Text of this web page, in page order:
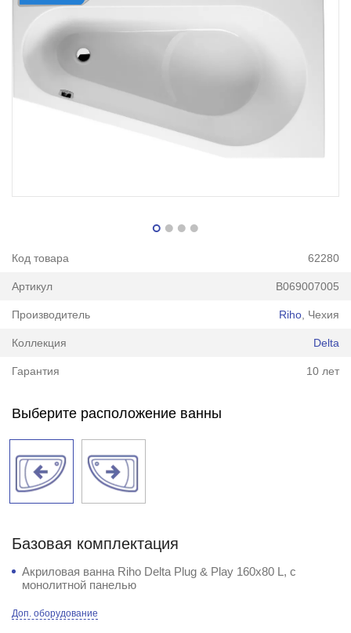
Код товара 62280
Артикул B069007005
Производитель Riho , Чехия
Коллекция Delta
Гарантия 10 лет
Выберите расположение ванны
Базовая комплектация
Акриловая ванна Riho Delta Plug & Play 160x80 L, с
монолитной панелью
Доп. оборудование